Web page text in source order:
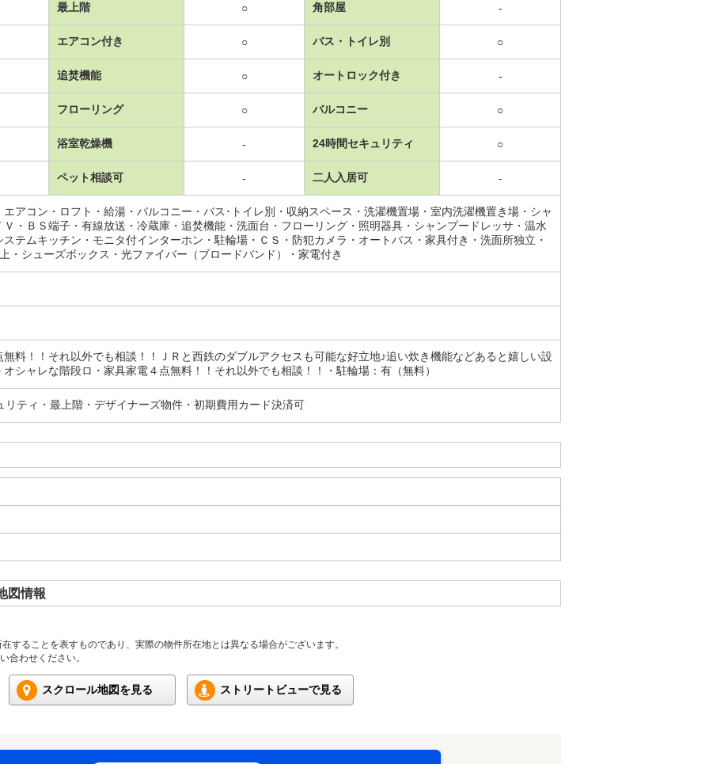
最上階 ○ 角部屋 -
エアコン付き ○ バス・トイレ別 ○
追焚機能 ○ オートロック付き -
フローリング ○ バルコニー ○
浴室乾燥機 - 24時間セキュリティ ○
ペット相談可 - 二人入居可 -
エアコン・ロフト・給湯・バルコニー・バス･トイレ別・収納スペース・洗濯機置場・室内洗濯機置き場・シャ
Ｖ・ＢＳ端子・有線放送・冷蔵庫・追焚機能・洗面台・フローリング・照明器具・シャンプードレッサ・温水
ステムキッチン・モニタ付インターホン・駐輪場・ＣＳ・防犯カメラ・オートバス・家具付き・洗面所独立・
・シューズボックス・光ファイバー（ブロードバンド）・家電付き
無料！！それ以外でも相談！！ＪＲと西鉄のダブルアクセスも可能な好立地♪追い炊き機能などあると嬉しい設
オシャレな階段ロ・家具家電４点無料！！それ以外でも相談！！・駐輪場：有（無料）
リティ・最上階・デザイナーズ物件・初期費用カード決済可
図情報
することを表すものであり、実際の物件所在地とは異なる場合がございます。
合わせください。
スクロール地図を見る ストリートビューで見る